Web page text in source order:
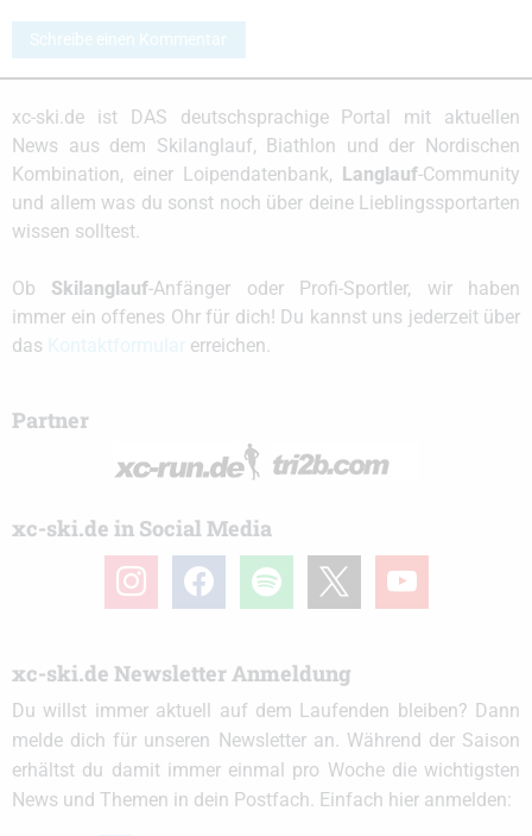
Schreibe einen Kommentar
xc-ski.de ist DAS deutschsprachige Portal mit aktuellen
News aus dem Skilanglauf, Biathlon und der Nordischen
Kombination, einer Loipendatenbank, Langlauf-Community
und allem was du sonst noch über deine Lieblingssportarten
wissen solltest.
Ob Skilanglauf-Anfänger oder Profi-Sportler, wir haben
immer ein offenes Ohr für dich! Du kannst uns jederzeit über
das
erreichen.
Partner
xc-ski.de in Social Media
instagramfacebook spotify youtube
xc-ski.de Newsletter Anmeldung
Du willst immer aktuell auf dem Laufenden bleiben? Dann
melde dich für unseren Newsletter an. Während der Saison
erhältst du damit immer einmal pro Woche die wichtigsten
News und Themen in dein Postfach. Einfach hier anmelden: